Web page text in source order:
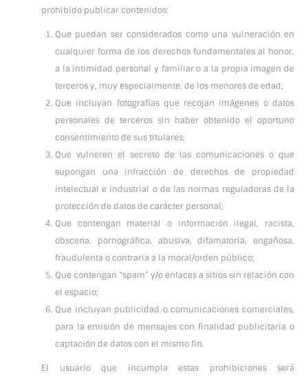
prohibido publicar contenidos:
Que puedan ser considerados como una vulneración en
cualquier forma de los derechos fundamentales al honor,
a la intimidad personal y familiar o a la propia imagen de
terceros y, muy especialmente, de los menores de edad;
Que incluyan fotografías que recojan imágenes o datos
personales de terceros sin haber obtenido el oportuno
consentimiento de sus titulares;
Que vulneren el secreto de las comunicaciones o que
supongan una infracción de derechos de propiedad
intelectual e industrial o de las normas reguladoras de la
protección de datos de carácter personal;
Que contengan material o información ilegal, racista,
obscena, pornográfica, abusiva, difamatoria, engañosa,
fraudulenta o contraria a la moral/orden público;
Que contengan “spam” y/o enlaces a sitios sin relación con
el espacio;
Que incluyan publicidad o comunicaciones comerciales,
para la emisión de mensajes con finalidad publicitaria o
captación de datos con el mismo fin.
El usuario que incumpla estas prohibiciones será